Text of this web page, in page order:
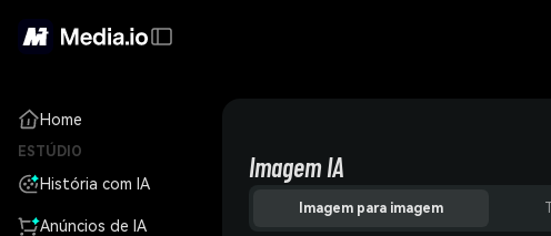
Home
ESTÚDIO
História com IA
Anúncios de IA
Imagem IA
Imagem para imagem